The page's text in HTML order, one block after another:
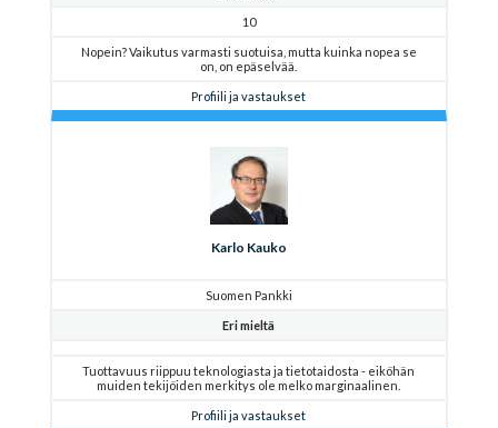
10
Nopein? Vaikutus varmasti suotuisa, mutta kuinka nopea se
on, on epäselvää.
Profiili ja vastaukset
Karlo Kauko
Suomen Pankki
Eri mieltä
Tuottavuus riippuu teknologiasta ja tietotaidosta - eiköhän
muiden tekijöiden merkitys ole melko marginaalinen.
Profiili ja vastaukset